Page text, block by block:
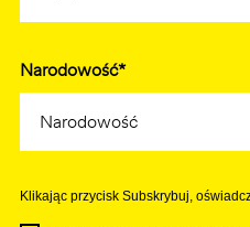
Narodowość*
Klikając przycisk Subskrybuj,